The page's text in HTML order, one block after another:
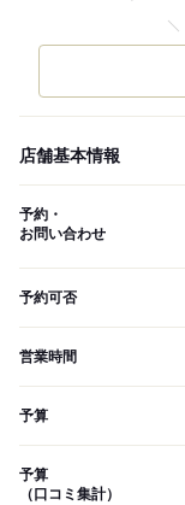
店舗基本情報
予約・
お問い合わせ
予約可否
営業時間
予算
予算
（口コミ集計）